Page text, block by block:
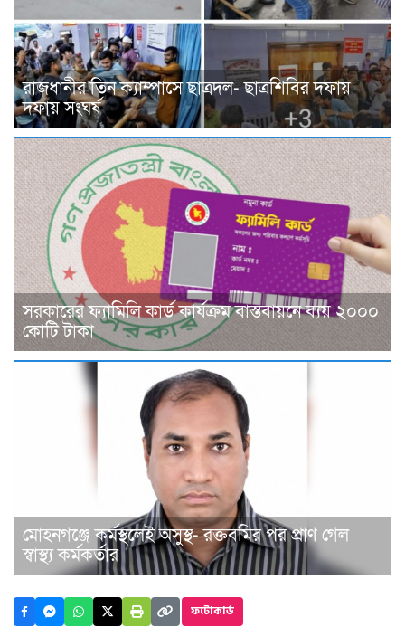
রাজধানীর তিন ক্যাম্পাসে ছাত্রদল- ছাত্রশিবির দফায়
দফায় সংঘর্ষ
সরকারের ফ্যামিলি কার্ড কার্যক্রম বাস্তবায়নে ব্যয় ২০০০
কোটি টাকা
মোহনগঞ্জে কর্মস্থলেই অসুস্থ- রক্তবমির পর প্রাণ গেল
স্বাস্থ্য কর্মকর্তার
ফটোকার্ড